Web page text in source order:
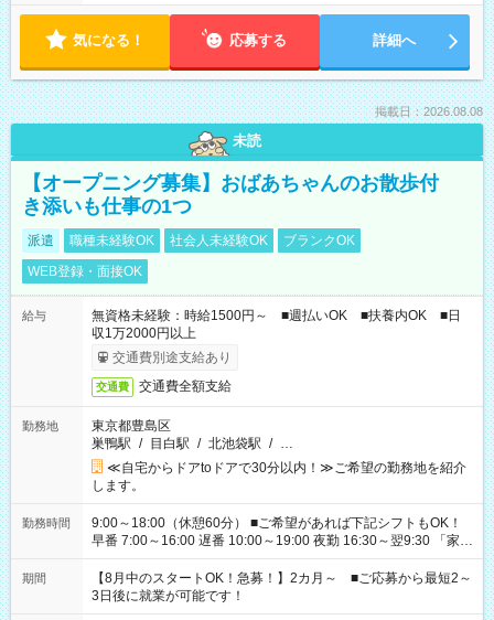
気になる！ 応募する 詳細へ
掲載日：2026.08.08
未読
【オープニング募集】おばあちゃんのお散歩付
き添いも仕事の1つ
派遣 職種未経験OK 社会人未経験OK
ブランクOK
WEB登録・面接OK
給与
無資格未経験：時給1500円～ ■週払いOK ■扶養内OK ■日
収1万2000円以上
交通費別途支給あり
交通費 交通費全額支給
勤務地
東京都豊島区
巣鴨駅 / 目白駅 / 北池袋駅 / …
≪自宅からドアtoドアで30分以内！≫ご希望の勤務地を紹介
します。
勤務時間
9:00～18:00（休憩60分） ■ご希望があれば下記シフトもOK！
早番 7:00～16:00 遅番 10:00～19:00 夜勤 16:30～翌9:30 「家族
と休みを合わせたい」 「余裕を持って夕飯の準備がしたい」
「できれば残業はしたくない」 など、ご希望を教えてください
ね。 ※Wワーク希望の方へ 今ご覧のお仕事で希望する勤務時間
と、もう1つのお仕事の勤務時間。 合計で週40時間を超える場
期間
【8月中のスタートOK！急募！】2カ月～ ■ご応募から最短2～
3日後に就業が可能です！